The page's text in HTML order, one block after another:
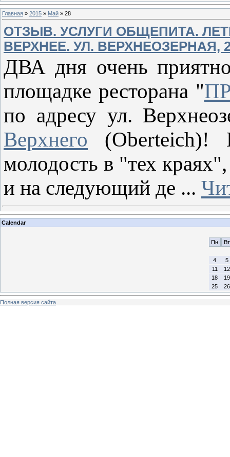
Главная » 2015 » Май » 28
ОТЗЫВ. УСЛУГИ ОБЩЕПИТА.
ВЕРХНЕЕ. УЛ. ВЕРХНЕОЗЕРНАЯ,
ДВА дня очень
площадке ресторана "
по адресу ул.
Верхнего (Oberteich)!
молодость в "тех
и на следующий де ...
Calendar
Пн Вт
4
5
11
12
18
19
25
26
Полная версия сайта